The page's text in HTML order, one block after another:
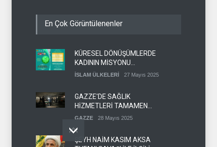
YEDEK ASKERLERİ GÖREVE
GÜMÜŞHANE DÜNYA KUDÜS
GÜNÜ BASIN AÇIKLAMASI
(VİDEO-FOTO)11 Nisan 2024
En Çok Görüntülenenler
KÜRESEL DÖNÜŞÜMLERDE
KADININ MİSYONU
KONFERANSI
İSLAM ÜLKELERİ 27 Mayıs 2025
GAZZE'DE SAĞLIK
HİZMETLERİ TAMAMEN
ÇÖKMEK ÜZERE
GAZZE 28 Mayıs 2025
ŞEYH NAİM KASIM AKSA